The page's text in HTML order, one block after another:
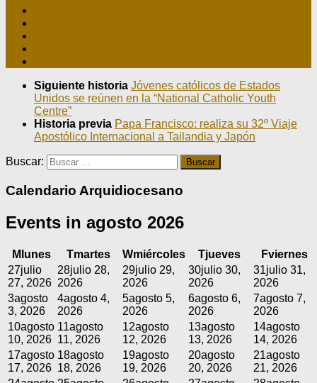
Siguiente historia Jóvenes católicos de Estados
Unidos se reúnen en la “National Catholic Youth
Centre”
Historia previa Papa Francisco: realiza su 32º Viaje
Apostólico Internacional a Tailandia y Japón
Buscar:
Calendario Arquidiocesano
Events in agosto 2026
M lunes Tmartes Wmiércoles Tjueves Fviernes
27julio
27, 2026
28julio 28,
2026
29julio 29,
2026
30julio 30,
2026
31julio 31,
2026
3agosto
3, 2026
4agosto 4,
2026
5agosto 5,
2026
6agosto 6,
2026
7agosto 7,
2026
10agosto
10, 2026
11agosto
11, 2026
12agosto
12, 2026
13agosto
13, 2026
14agosto
14, 2026
17agosto
17, 2026
18agosto
18, 2026
19agosto
19, 2026
20agosto
20, 2026
21agosto
21, 2026